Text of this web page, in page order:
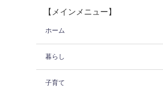
【メインメニュー】
ホーム
暮らし
子育て